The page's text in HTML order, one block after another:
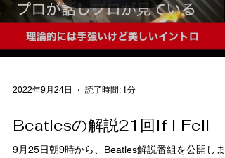
2022年9月24日 読了時間: 1分
Beatlesの解説21回If I Fell
9月25日朝9時から、Beatles解説番組を公開しま